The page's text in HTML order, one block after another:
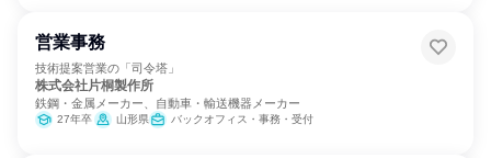
営業事務
技術提案営業の「司令塔」
株式会社片桐製作所
鉄鋼・金属メーカー、自動車・輸送機器メーカー
27年卒 山形県 バックオフィス・事務・受付